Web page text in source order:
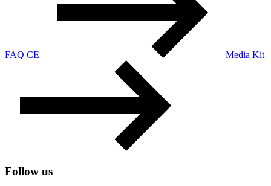
FAQ CE Media Kit
Follow us